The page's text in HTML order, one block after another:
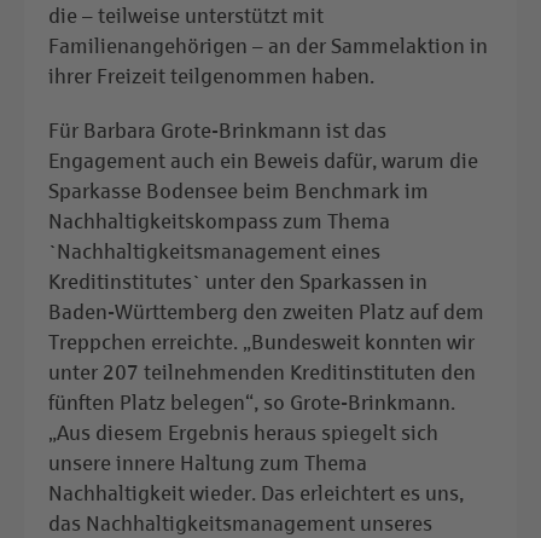
die – teilweise unterstützt mit
Familienangehörigen – an der Sammelaktion in
ihrer Freizeit teilgenommen haben.
Für Barbara Grote-Brinkmann ist das
Engagement auch ein Beweis dafür, warum die
Sparkasse Bodensee beim Benchmark im
Nachhaltigkeitskompass zum Thema
`Nachhaltigkeitsmanagement eines
Kreditinstitutes` unter den Sparkassen in
Baden-Württemberg den zweiten Platz auf dem
Treppchen erreichte. „Bundesweit konnten wir
unter 207 teilnehmenden Kreditinstituten den
fünften Platz belegen“, so Grote-Brinkmann.
„Aus diesem Ergebnis heraus spiegelt sich
unsere innere Haltung zum Thema
Nachhaltigkeit wieder. Das erleichtert es uns,
das Nachhaltigkeitsmanagement unseres